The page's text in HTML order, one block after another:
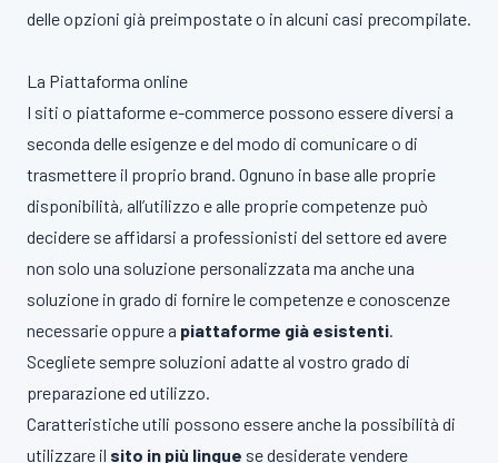
delle opzioni già preimpostate o in alcuni casi precompilate.
La Piattaforma online
I siti o piattaforme e-commerce possono essere diversi a
seconda delle esigenze e del modo di comunicare o di
trasmettere il proprio brand. Ognuno in base alle proprie
disponibilità, all’utilizzo e alle proprie competenze può
decidere se affidarsi a professionisti del settore ed avere
non solo una soluzione personalizzata ma anche una
soluzione in grado di fornire le competenze e conoscenze
necessarie oppure a piattaforme già esistenti.
Scegliete sempre soluzioni adatte al vostro grado di
preparazione ed utilizzo.
Caratteristiche utili possono essere anche la possibilità di
utilizzare il sito in più lingue se desiderate vendere